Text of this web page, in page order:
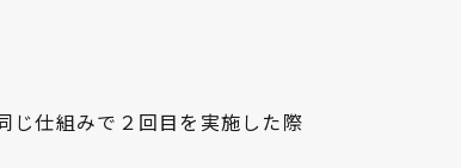
じ仕組みで２回目を実施した際